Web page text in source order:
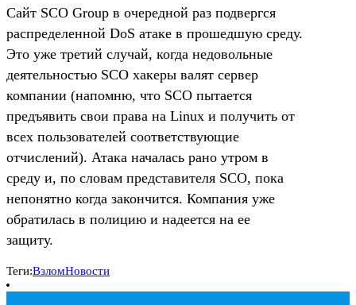
Сайт SCO Group в очередной раз подвергся
распределенной DoS атаке в прошедшую среду.
Это уже третий случай, когда недовольные
деятельностью SCO хакеры валят сервер
компании (напомню, что SCO пытается
предъявить свои права на Linux и получить от
всех пользователей соответствующие
отчислений). Атака началась рано утром в
среду и, по словам представителя SCO, пока
непонятно когда закончится. Компания уже
обратилась в полицию и надеется на ее
защиту.
Теги:ВзломНовости